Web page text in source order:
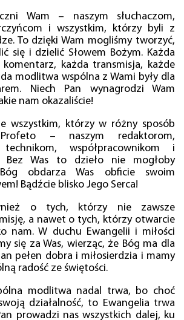
Wam – naszym słuchaczom,
i wszystkim, którzy byli z
To dzięki Wam mogliśmy tworzyć,
się i dzielić Słowem Bożym. Każda
każda transmisja, każde
modlitwa wspólna z Wami były dla
Niech Pan wynagrodzi Wam
nam okazaliście!
wszystkim, którzy w różny sposób
Profeto – naszym redaktorom,
technikom, współpracownikom i
Bez Was to dzieło nie mogłoby
obdarza Was obficie swoim
Bądźcie blisko Jego Serca!
o tych, którzy nie zawsze
a nawet o tych, którzy otwarcie
nam. W duchu Ewangelii i miłości
się za Was, wierząc, że Bóg ma dla
pełen dobra i miłosierdzia i mamy
radość ze świętości.
modlitwa nadal trwa, bo choć
działalność, to Ewangelia trwa
prowadzi nas wszystkich dalej, ku